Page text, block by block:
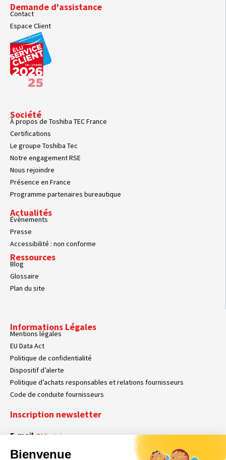
Demande d'assistance
Contact
Espace Client
Société
À propos de Toshiba TEC France
Certifications
Le groupe Toshiba Tec
Notre engagement RSE
Nous rejoindre
Présence en France
Programme partenaires bureautique
Actualités
Évènements
Presse
Accessibilité : non conforme
Ressources
Blog
Glossaire
Plan du site
Informations Légales
Mentions légales
EU Data Act
Politique de confidentialité
Dispositif d’alerte
Politique d’achats responsables et relations fournisseurs
Code de conduite fournisseurs
Inscription newsletter
E-mailObligatoire
Bienvenue